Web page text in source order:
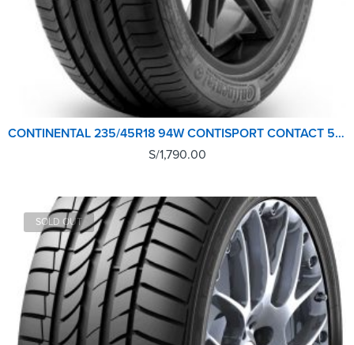
CONTINENTAL 235/45R18 94W CONTISPORT CONTACT 5 CONTISEAL
S/1,790.00
SOLD OUT